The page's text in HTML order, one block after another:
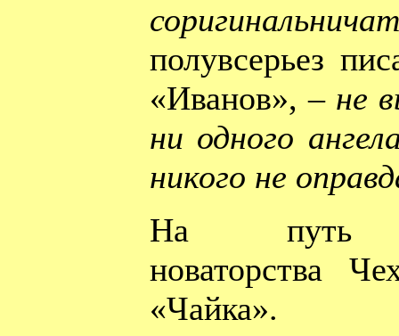
полувсерьез
«Иванов», – не
ни одного
никого не
На путь
новаторства
«Чайка».